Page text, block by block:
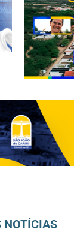
NOTÍCIAS